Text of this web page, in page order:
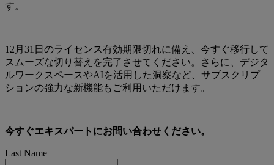
す。
12月31日のライセンス有効期限切れに備え、今すぐ移行して
スムーズな切り替えを完了させてください。さらに、デジタ
ルワークスペースやAIを活用した洞察など、サブスクリプ
ションの強力な新機能もご利用いただけます。
今すぐエキスパートにお問い合わせください。
Last Name